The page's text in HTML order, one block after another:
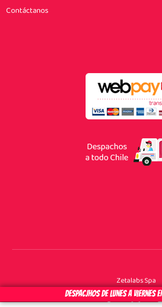
DESPACJHOS DE LUNES A VIERNES
Contáctanos
Zetalabs Spa
F I